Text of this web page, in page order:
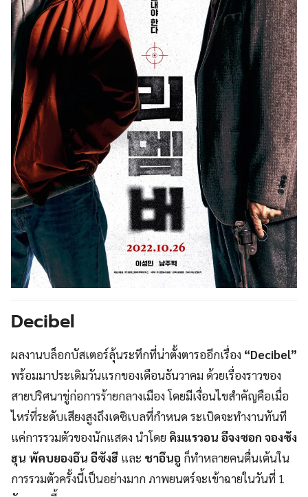
Decibel
ผลงานบล็อกบัสเตอร์ลุ้นระทึกที่น่าตั้งตารออีกเรื่อง “Decibel”
พร้อมมาประเดิมวันแรกของเดือนธันวาคม ด้วยเรื่องราวของ
สายปริศนาขู่ก่อการร้ายกลางเมือง โดยมีเงื่อนไขสำคัญคือเมื่อ
ไหร่ที่ระดับเสียงสูงถึงเดซิเบลที่กำหนด ระเบิดจะทำงานทันที
แค่การรวมตัวของนักแสดง นำโดย คิมแรวอน อีจงซอก จองซัง
ฮุน พัคบยองอึน อีซังฮี และ ชาอึนอู ก็ทำหลายคนตื่นเต้นใน
การรวมตัวครั้งนี้เป็นอย่างมาก ภาพยนตร์จะเข้าฉายในวันที่ 1